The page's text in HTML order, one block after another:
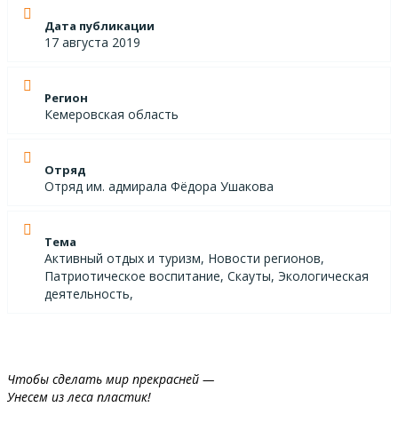
Дата публикации
17 августа 2019
Регион
Кемеровская область
Отряд
Отряд им. адмирала Фёдора Ушакова
Тема
Активный отдых и туризм, Новости регионов,
Патриотическое воспитание, Скауты, Экологическая
деятельность,
Чтобы сделать мир прекрасней —
Унесем из леса пластик!